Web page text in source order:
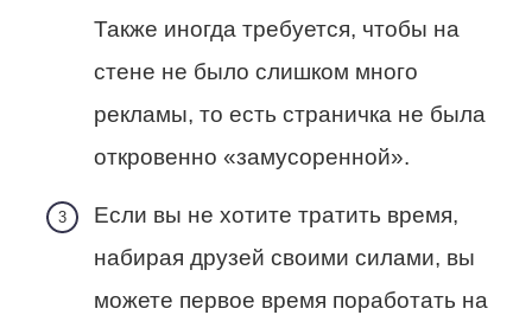
Также иногда требуется, чтобы на
стене не было слишком много
рекламы, то есть страничка не была
откровенно «замусоренной».
Если вы не хотите тратить время,
набирая друзей своими силами, вы
можете первое время поработать на